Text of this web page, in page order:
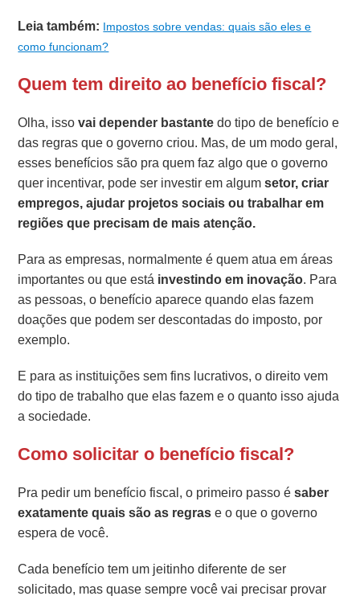
Leia também: Impostos sobre vendas: quais são eles e
como funcionam?
Quem tem direito ao benefício fiscal?
Olha, issovai depender bastantedo tipo de benefício e
das regras que o governo criou. Mas, de um modo geral,
esses benefícios são pra quem faz algo que o governo
quer incentivar, pode ser investir em algumsetor, criar
empregos, ajudar projetos sociais ou trabalhar em
regiões que precisam de mais atenção.
Para as empresas, normalmente é quem atua em áreas
importantes ou que está investindo em inovação. Para
as pessoas, o benefício aparece quando elas fazem
doações que podem ser descontadas do imposto, por
exemplo.
E para as instituições sem fins lucrativos, o direito vem
do tipo de trabalho que elas fazem e o quanto isso ajuda
a sociedade.
Como solicitar o benefício fiscal?
Pra pedir um benefício fiscal, o primeiro passo ésaber
exatamente quais são as regrase o que o governo
espera de você.
Cada benefício tem um jeitinho diferente de ser
solicitado, mas quase sempre você vai precisar provar